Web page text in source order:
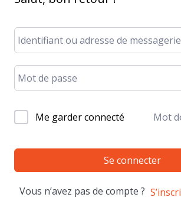
Me garder connecté Mot
Se connecter
Vous n’avez pas de compte ?